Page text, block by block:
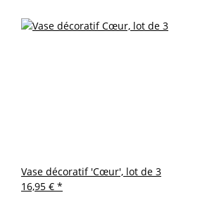
Vase décoratif 'Cœur', lot de 3
16,95 € *